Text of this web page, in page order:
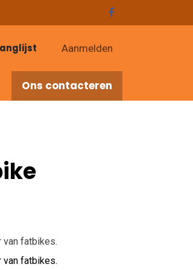
Aanmelden
Ons contacteren
van fatbikes.
van fatbikes.